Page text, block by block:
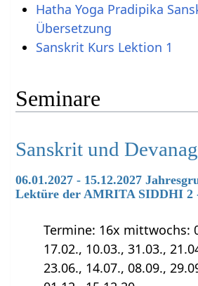
Hatha Yoga Pradipika
Übersetzung
Sanskrit Kurs Lektion 1
Seminare
Sanskrit und
06.01.2027 - 15.12.2027
Lektüre der AMRITA SIDDHI 2
Termine: 16x mittwochs:
17.02., 10.03., 31.03.,
23.06., 14.07., 08.09.,